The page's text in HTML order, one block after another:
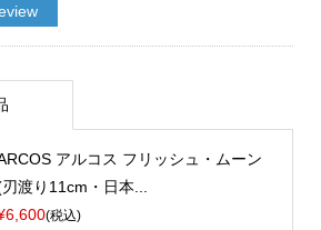
アルコス フリッシュ・ムーン
渡り11cm・日本...
(税込)